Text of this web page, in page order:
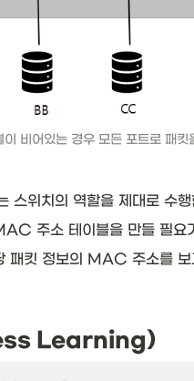
비어있는 경우 모든 포트로 패
스위치의 역할을 제대로 수
주소 테이블을 만들 필요
패킷 정보의 MAC 주소를
Learning)